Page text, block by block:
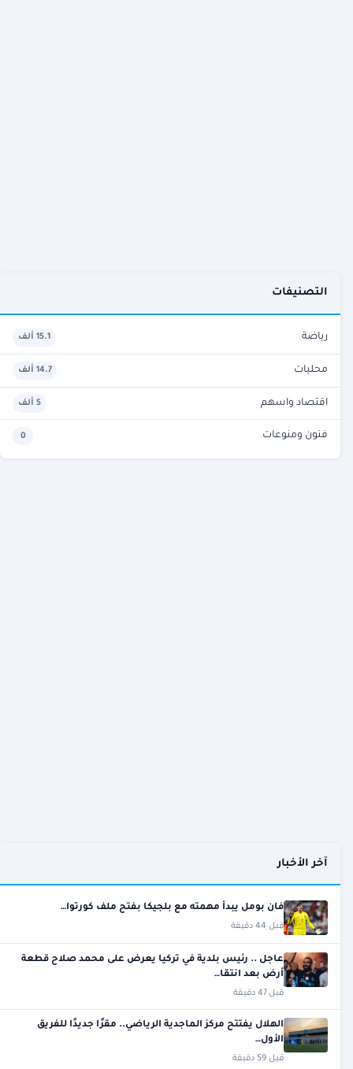
التصنيفات
رياضة 15.1 ألف
محليات 14.7 ألف
اقتصاد واسهم 5 ألف
فنون ومنوعات 0
آخر الأخبار
فان بومل يبدأ مهمته مع بلجيكا بفتح ملف كورتوا…
قبل 44 دقيقة
عاجل .. رئيس بلدية في تركيا يعرض على محمد صلاح قطعة
أرض بعد انتقا…
قبل 47 دقيقة
الهلال يفتتح مركز الماجدية الرياضي.. مقرًا جديدًا للفريق
الأول…
قبل 59 دقيقة